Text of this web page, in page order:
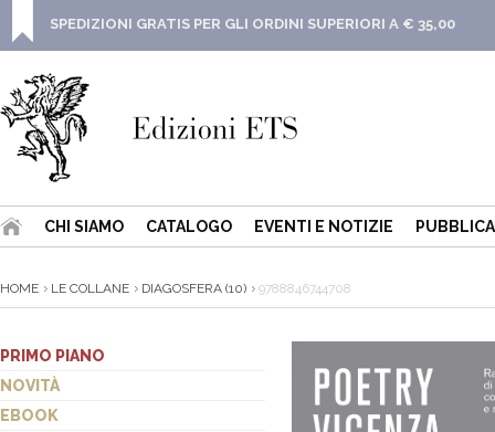
SPEDIZIONI GRATIS PER GLI ORDINI SUPERIORI A € 35,00
CHI SIAMO CATALOGO EVENTI E NOTIZIE
HOME LE COLLANE DIAGOSFERA (10) 9788846744708
PRIMO PIANO
NOVITÀ
EBOOK